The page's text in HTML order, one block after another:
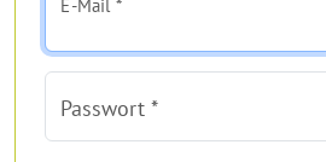
E-Mail *
Passwort *